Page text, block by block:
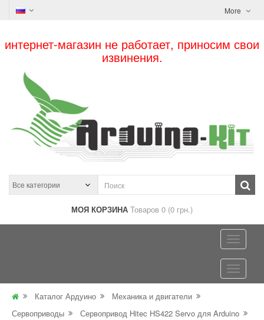
More
интернет-магазин не работает, приносим свои
извинения.
МОЯ КОРЗИНА Товаров 0 (0 грн.)
Каталог Ардуино
Механика и двигатели
Сервоприводы
Сервопривод Hitec HS422 Servo для Arduino